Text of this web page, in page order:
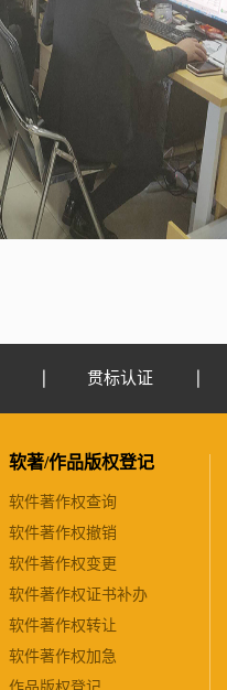
贯标认证
软著/作品版权登记
软件著作权查询
软件著作权撤销
软件著作权变更
软件著作权证书补办
软件著作权转让
软件著作权加急